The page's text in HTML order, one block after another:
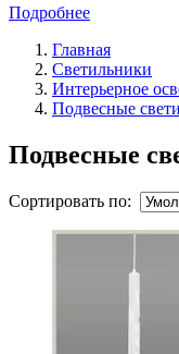
Подробнее
Главная
Светильники
Интерьерное
Подвесные
Подвесные
Сортировать по: